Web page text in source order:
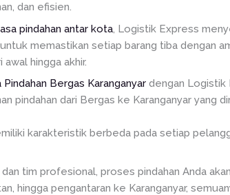
dan efisien.
pindahan antar kota , Logistik Express
memastikan setiap barang tiba dengan
hingga akhir.
Pindahan Bergas Karanganyar dengan Logistik
pindahan dari Bergas ke Karanganyar yang
karakteristik berbeda pada setiap
tim profesional, proses pindahan Anda
hingga pengantaran ke Karanganyar,